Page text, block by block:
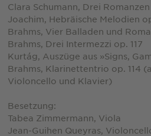
Clara Schumann, Drei
Joachim, Hebräische Melodien
Brahms, Vier Balladen und
Brahms, Drei Intermezzi op. 117
Kurtág, Auszüge aus »Signs,
Brahms, Klarinettentrio op. 114
Violoncello und Klavier)
Besetzung:
Tabea Zimmermann, Viola
Jean-Guihen Queyras,